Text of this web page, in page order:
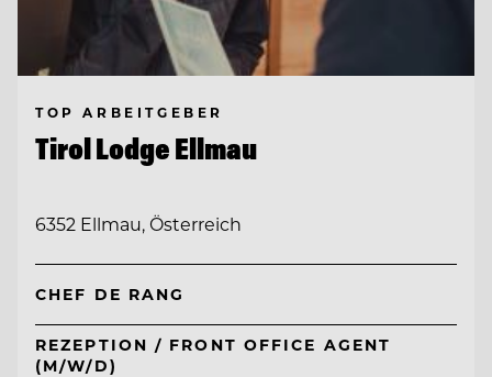
TOP ARBEITGEBER
Tirol Lodge Ellmau
6352 Ellmau, Österreich
CHEF DE RANG
REZEPTION / FRONT OFFICE AGENT
(M/W/D)